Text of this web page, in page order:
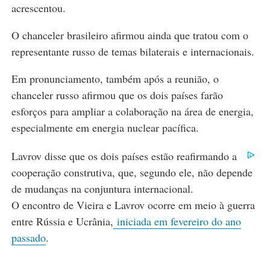
acrescentou.
O chanceler brasileiro afirmou ainda que tratou com o
representante russo de temas bilaterais e internacionais.
Em pronunciamento, também após a reunião, o
chanceler russo afirmou que os dois países farão
esforços para ampliar a colaboração na área de energia,
especialmente em energia nuclear pacífica.
Lavrov disse que os dois países estão reafirmando a
cooperação construtiva, que, segundo ele, não depende
de mudanças na conjuntura internacional.
O encontro de Vieira e Lavrov ocorre em meio à guerra
entre Rússia e Ucrânia, iniciada em fevereiro do ano
passado.